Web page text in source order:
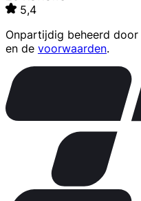
5,4
Onpartijdig beheerd door
en de voorwaarden.